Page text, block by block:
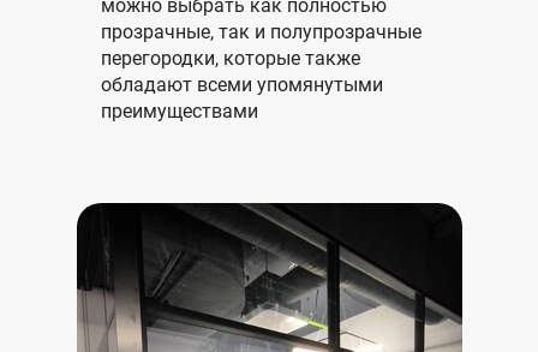
можно выбрать как полностью
прозрачные, так и полупрозрачные
перегородки, которые также
обладают всеми упомянутыми
преимуществами